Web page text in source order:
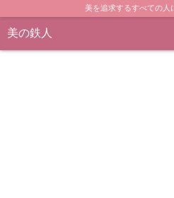
美を追求するすべての人
美の鉄人